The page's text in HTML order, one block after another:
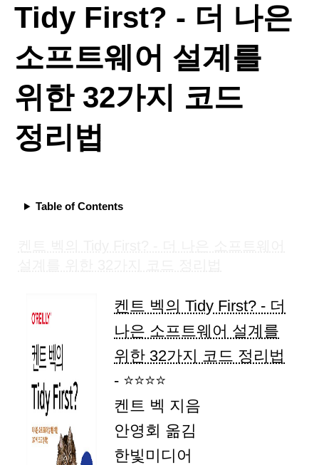
Tidy First? - 더 나은
소프트웨어 설계를
위한 32가지 코드
정리법
Table of Contents
켄트 벡의 Tidy First? - 더
나은 소프트웨어 설계를
위한 32가지 코드 정리법
- ⭐⭐⭐⭐
켄트 벡 지음
안영회 옮김
한빛미디어